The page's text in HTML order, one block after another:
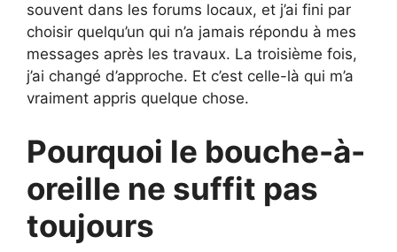
souvent dans les forums locaux, et j’ai fini par
choisir quelqu’un qui n’a jamais répondu à mes
messages après les travaux. La troisième fois,
j’ai changé d’approche. Et c’est celle-là qui m’a
vraiment appris quelque chose.
Pourquoi le bouche-à-
oreille ne suffit pas
toujours